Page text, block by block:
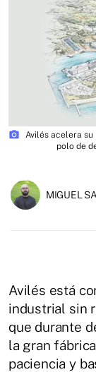
photo_camera
Avilés acelera
polo de
MIGUEL
Avilés está
industrial sin
que durante
la gran
paciencia y